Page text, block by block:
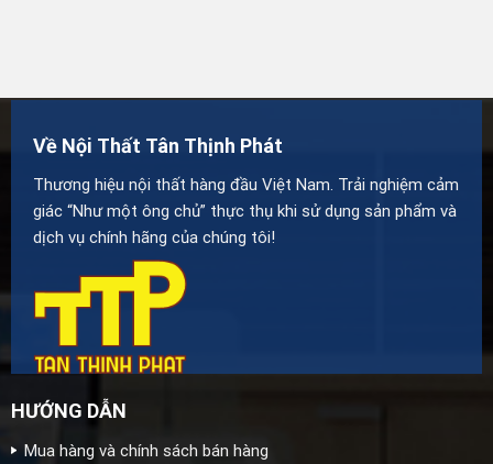
Về Nội Thất Tân Thịnh Phát
Thương hiệu nội thất hàng đầu Việt Nam. Trải nghiệm cảm
giác “Như một ông chủ” thực thụ khi sử dụng sản phẩm và
dịch vụ chính hãng của chúng tôi!
HƯỚNG DẪN
Mua hàng và chính sách bán hàng